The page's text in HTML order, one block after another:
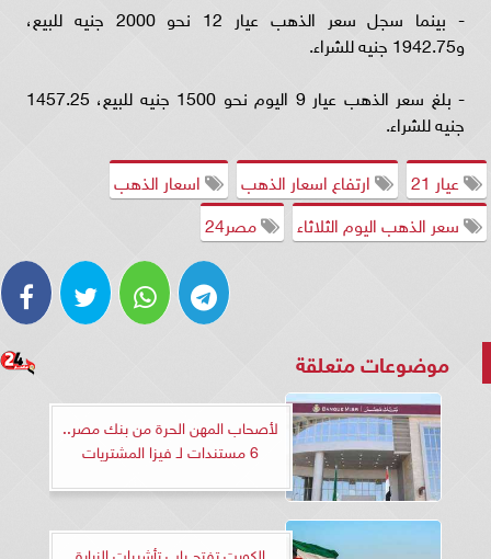
- بينما سجل سعر الذهب عيار 12 نحو 2000 جنيه للبيع،
و1942.75 جنيه للشراء.
- بلغ سعر الذهب عيار 9 اليوم نحو 1500 جنيه للبيع، 1457.25
جنيه للشراء.
عيار 21
ارتفاع اسعار الذهب
اسعار الذهب
سعر الذهب اليوم الثلاثاء
مصر24
موضوعات متعلقة
لأصحاب المهن الحرة من بنك مصر..
6 مستندات لـ فيزا المشتريات
الكويت تفتح باب تأشيرات الزيارة